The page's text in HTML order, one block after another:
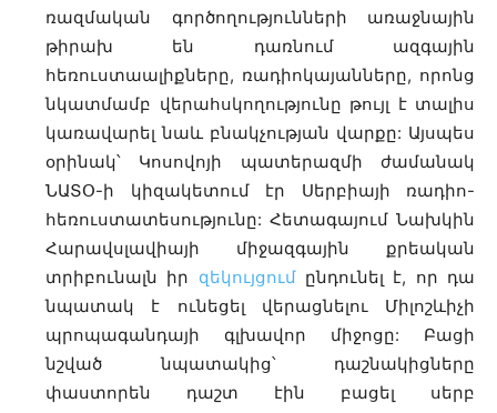
ռազմական գործողությունների առաջնային
թիրախ են դառնում ազգային
հեռուստաալիքները, ռադիոկայանները, որոնց
նկատմամբ վերահսկողությունը թույլ է տալիս
կառավարել նաև բնակչության վարքը: Այսպես
օրինակ՝ Կոսովոյի պատերազմի ժամանակ
ՆԱՏՕ-ի կիզակետում էր Սերբիայի ռադիո-
հեռուստատեսությունը: Հետագայում Նախկին
Հարավսլավիայի միջազգային քրեական
տրիբունալն իր զեկույցումընդունել է, որ դա
նպատակ է ունեցել վերացնելու Միլոշևիչի
պրոպագանդայի գլխավոր միջոցը: Բացի
նշված նպատակից՝ դաշնակիցները
փաստորեն դաշտ էին բացել սերբ